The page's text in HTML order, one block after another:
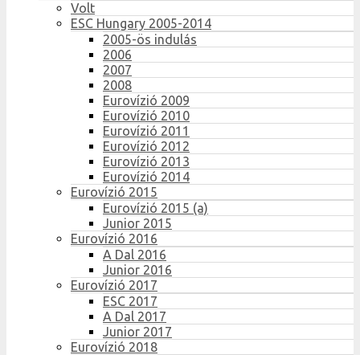
Volt
ESC Hungary 2005-2014
2005-ös indulás
2006
2007
2008
Eurovízió 2009
Eurovízió 2010
Eurovízió 2011
Eurovízió 2012
Eurovízió 2013
Eurovízió 2014
Eurovízió 2015
Eurovízió 2015 (a)
Junior 2015
Eurovízió 2016
A Dal 2016
Junior 2016
Eurovízió 2017
ESC 2017
A Dal 2017
Junior 2017
Eurovízió 2018